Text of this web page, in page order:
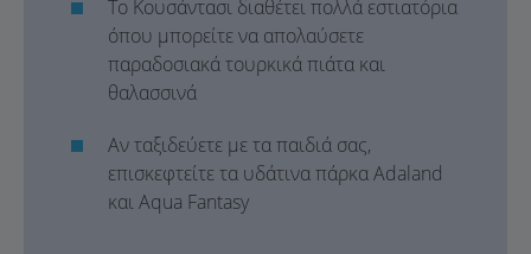
Το Κουσάντασι διαθέτει πολλά εστιατόρια
όπου μπορείτε να απολαύσετε
παραδοσιακά τουρκικά πιάτα και
θαλασσινά
Αν ταξιδεύετε με τα παιδιά σας,
επισκεφτείτε τα υδάτινα πάρκα Adaland
και Aqua Fantasy